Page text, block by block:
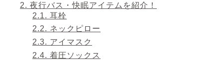
2. 夜行バス・快眠アイテムを紹介！
2.1. 耳栓
2.2. ネックピロー
2.3. アイマスク
2.4. 着圧ソックス